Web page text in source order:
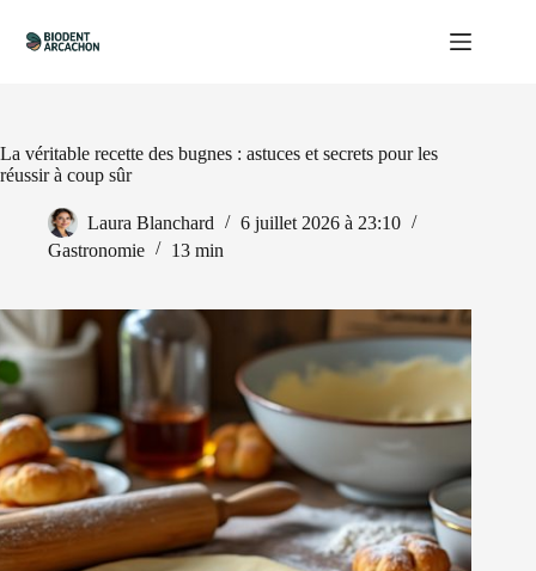
contenu
La véritable recette des bugnes : astuces et secrets pour les
réussir à coup sûr
Laura Blanchard
6 juillet 2026 à 23:10
Gastronomie
13 min